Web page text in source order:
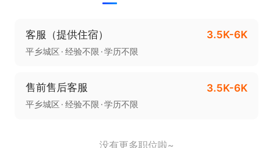
客服（提供住宿） 3.5K-6K
平乡城区 经验不限 学历不限
售前售后客服 3.5K-6K
平乡城区 经验不限 学历不限
没有更多职位啦~